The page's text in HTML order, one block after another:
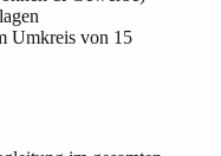
Umkreis von 15